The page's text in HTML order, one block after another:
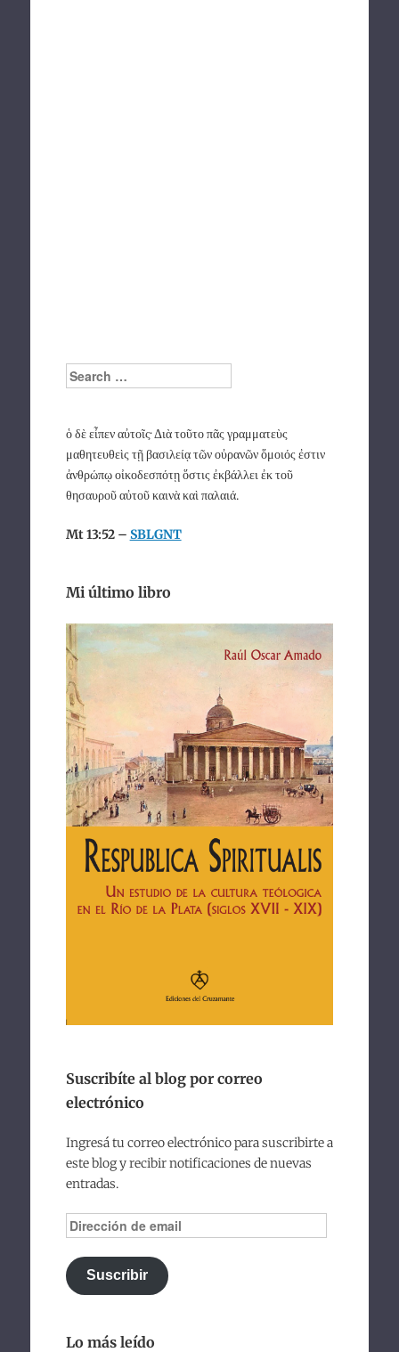
Search
ὁ δὲ εἶπεν αὐτοῖς· Διὰ τοῦτο πᾶς γραμματεὺς
μαθητευθεὶς τῇ βασιλείᾳ τῶν οὐρανῶν ὅμοιός ἐστιν
ἀνθρώπῳ οἰκοδεσπότῃ ὅστις ἐκβάλλει ἐκ τοῦ
θησαυροῦ αὐτοῦ καινὰ καὶ παλαιά.
Mt 13:52 – SBLGNT
Mi último libro
Suscribíte al blog por correo
electrónico
Ingresá tu correo electrónico para suscribirte a
este blog y recibir notificaciones de nuevas
entradas.
Dirección
de
email
Suscribir
Lo más leído